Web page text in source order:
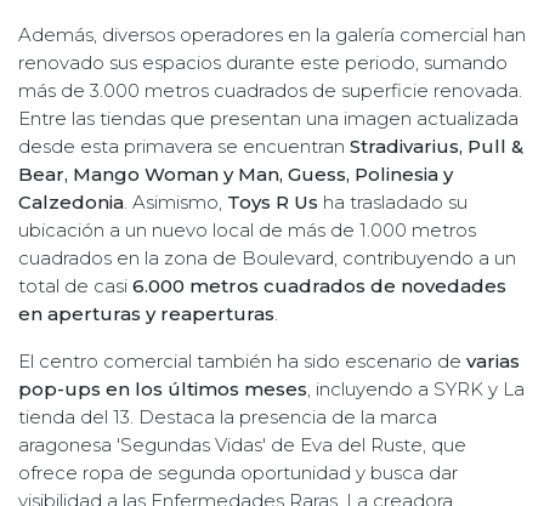
Además, diversos operadores en la galería comercial han
renovado sus espacios durante este periodo, sumando
más de 3.000 metros cuadrados de superficie renovada.
Entre las tiendas que presentan una imagen actualizada
desde esta primavera se encuentran Stradivarius, Pull &
Bear, Mango Woman y Man, Guess, Polinesia y
Calzedonia. Asimismo, Toys R Us ha trasladado su
ubicación a un nuevo local de más de 1.000 metros
cuadrados en la zona de Boulevard, contribuyendo a un
total de casi 6.000 metros cuadrados de novedades
en aperturas y reaperturas.
El centro comercial también ha sido escenario de varias
pop-ups en los últimos meses, incluyendo a SYRK y La
tienda del 13. Destaca la presencia de la marca
aragonesa 'Segundas Vidas' de Eva del Ruste, que
ofrece ropa de segunda oportunidad y busca dar
visibilidad a las Enfermedades Raras. La creadora